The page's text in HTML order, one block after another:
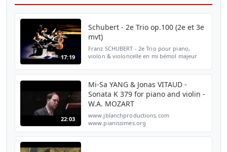
17:19
Schubert - 2e Trio op.100 (2e et 3e
mvt)
Franz SCHUBERT - 2e Trio pour piano,
violon & violoncelle en mi bémol majeur
22:03
Mi-Sa YANG & Jonas VITAUD -
Sonata K 379 for piano and violin -
W.A. MOZART
www.jblanchproductions.com
www.pianissimes.org